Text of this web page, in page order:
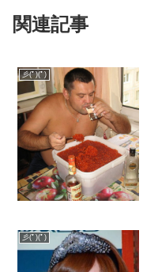
関連記事
彡(ﾟ)(ﾟ)
彡(ﾟ)(ﾟ)